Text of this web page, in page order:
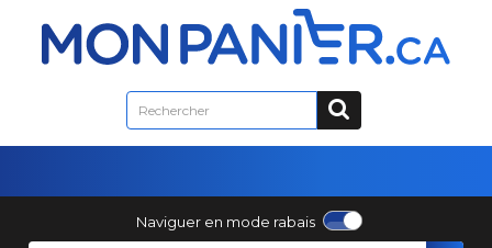
Naviguer en mode rabais